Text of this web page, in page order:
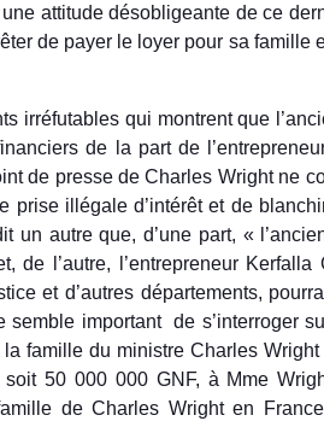
attitude désobligeante de ce
de payer le loyer pour sa famille
irréfutables qui montrent que
de la part de
de presse de Charles Wright ne
illégale d’intérêt et de
un autre que, d’une part, «
de l’autre, l’entrepreneur
et d’autres départements,
semble important
de s’interroger
famille du ministre Charles
50 000 000 GNF, à Mme
de Charles Wright en